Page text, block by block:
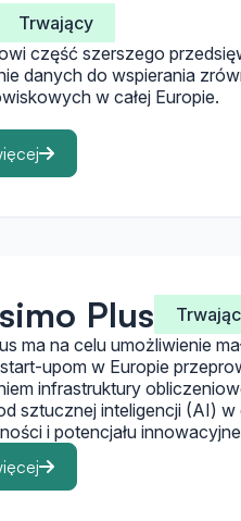
Trwający
część szerszego
danych do wspierania
w całej Europie.
Plus
ma na celu umożliwienie
upom w Europie
infrastruktury
sztucznej inteligencji (AI)
i potencjału